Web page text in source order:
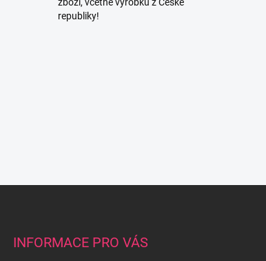
republiky!
INFORMACE PRO VÁS